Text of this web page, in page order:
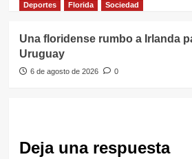
Deportes
Florida Sociedad
Una floridense rumbo a Irlanda
Uruguay
6 de agosto de 2026 0
Deja una respuesta